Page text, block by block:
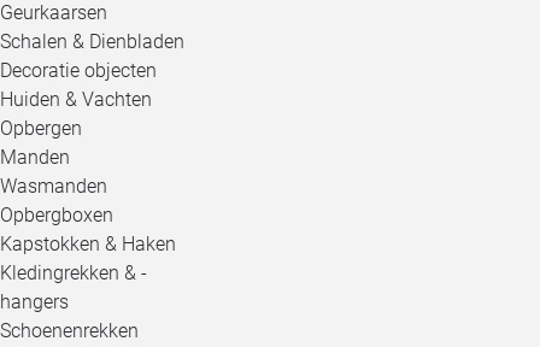
Geurkaarsen
Schalen & Dienbladen
Decoratie objecten
Huiden & Vachten
Opbergen
Manden
Wasmanden
Opbergboxen
Kapstokken & Haken
Kledingrekken & -
hangers
Schoenenrekken